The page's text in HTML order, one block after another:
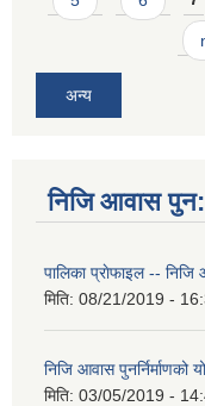
अन्य
निजि आवास पुन:
पालिका प्राेफाइल -- निजि
मिति: 08/21/2019 -
निजि आवास पुनर्निर्माणको
मिति: 03/05/2019 -